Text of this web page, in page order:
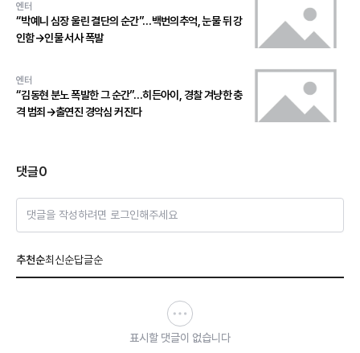
엔터
“박예니 심장 울린 결단의 순간”…백번의추억, 눈물 뒤 강
인함→인물 서사 폭발
엔터
“김동현 분노 폭발한 그 순간”…히든아이, 경찰 겨냥한 충
격 범죄→출연진 경악심 커진다
댓글0
댓글을 작성하려면 로그인해주세요
추천순최신순답글순
표시할 댓글이 없습니다